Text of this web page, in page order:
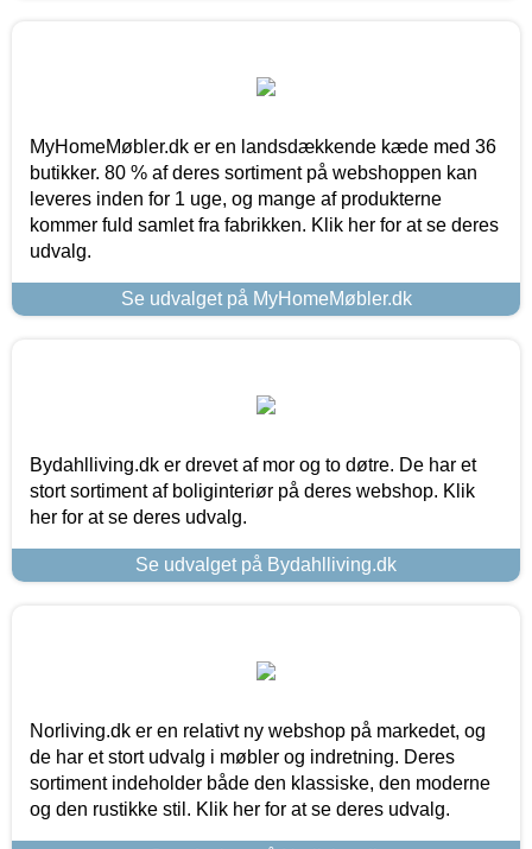
MyHomeMøbler.dk er en landsdækkende kæde med 36
butikker. 80 % af deres sortiment på webshoppen kan
leveres inden for 1 uge, og mange af produkterne
kommer fuld samlet fra fabrikken. Klik her for at se deres
udvalg.
Se udvalget på MyHomeMøbler.dk
Bydahlliving.dk er drevet af mor og to døtre. De har et
stort sortiment af boliginteriør på deres webshop. Klik
her for at se deres udvalg.
Se udvalget på Bydahlliving.dk
Norliving.dk er en relativt ny webshop på markedet, og
de har et stort udvalg i møbler og indretning. Deres
sortiment indeholder både den klassiske, den moderne
og den rustikke stil. Klik her for at se deres udvalg.